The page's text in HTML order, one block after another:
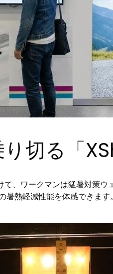
切る「
て、ワークマンは猛暑対策
熱軽減性能を体感できま